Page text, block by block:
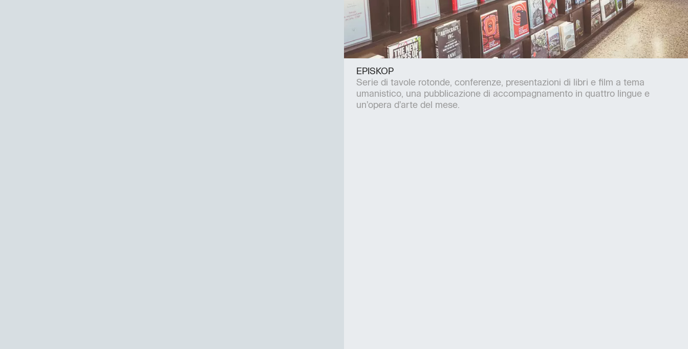
EPISKOP
Serie di tavole rotonde, conferenze, presentazioni di libri e film a tema
umanistico, una pubblicazione di accompagnamento in quattro lingue e
un’opera d’arte del mese.